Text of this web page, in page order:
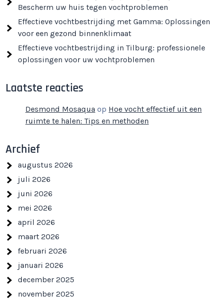
Bescherm uw huis tegen vochtproblemen
Effectieve vochtbestrijding met Gamma: Oplossingen
voor een gezond binnenklimaat
Effectieve vochtbestrijding in Tilburg: professionele
oplossingen voor uw vochtproblemen
Laatste reacties
Desmond Mosaqua op Hoe vocht effectief uit een
ruimte te halen: Tips en methoden
Archief
augustus 2026
juli 2026
juni 2026
mei 2026
april 2026
maart 2026
februari 2026
januari 2026
december 2025
november 2025